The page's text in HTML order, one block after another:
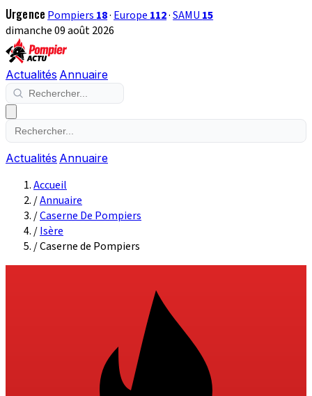
Urgence Pompiers 18· Europe 112·SAMU 15
dimanche 09 août 2026
Actualités Annuaire
Actualités Annuaire
Accueil
/Annuaire
/Caserne De Pompiers
/Isère
/Caserne de Pompiers